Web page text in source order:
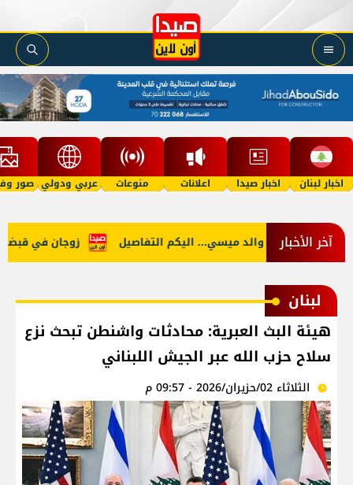
اخبار لبنان اخبار صيدا اعلانات منوعات عربي ودولي صور
آخر الأخبار زوجان في قبضة وفاة والد ميسي... اليكم التفاصيل
لبنان
هيئة البث العبرية: محادثات واشنطن تبحث نزع
سلاح حزب الله عبر الجيش اللبناني
الثلاثاء 02/حزيران/2026 - 09:57 م